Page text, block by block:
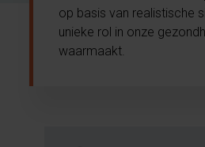
op basis van realistische
unieke rol in onze
waarmaakt.